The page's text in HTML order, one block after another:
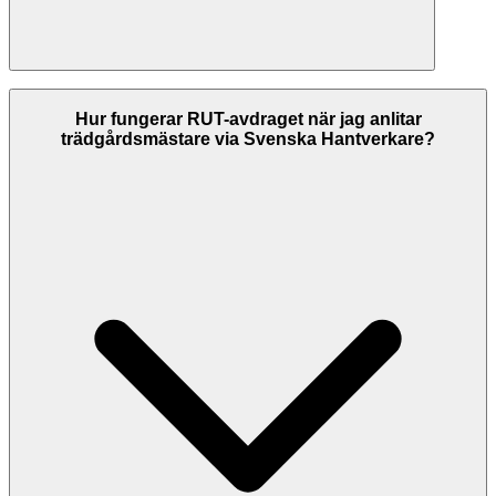
På Svenska Hantverkare listar vi trädgårdsmästare i Knivsta med
kontrollerade kontaktuppgifter, och vi visar betyg hämtade från
Google där de finns. Jämför företagens betyg och tjänster innan du
Hur fungerar RUT-avdraget när jag anlitar
trädgårdsmästare via Svenska Hantverkare?